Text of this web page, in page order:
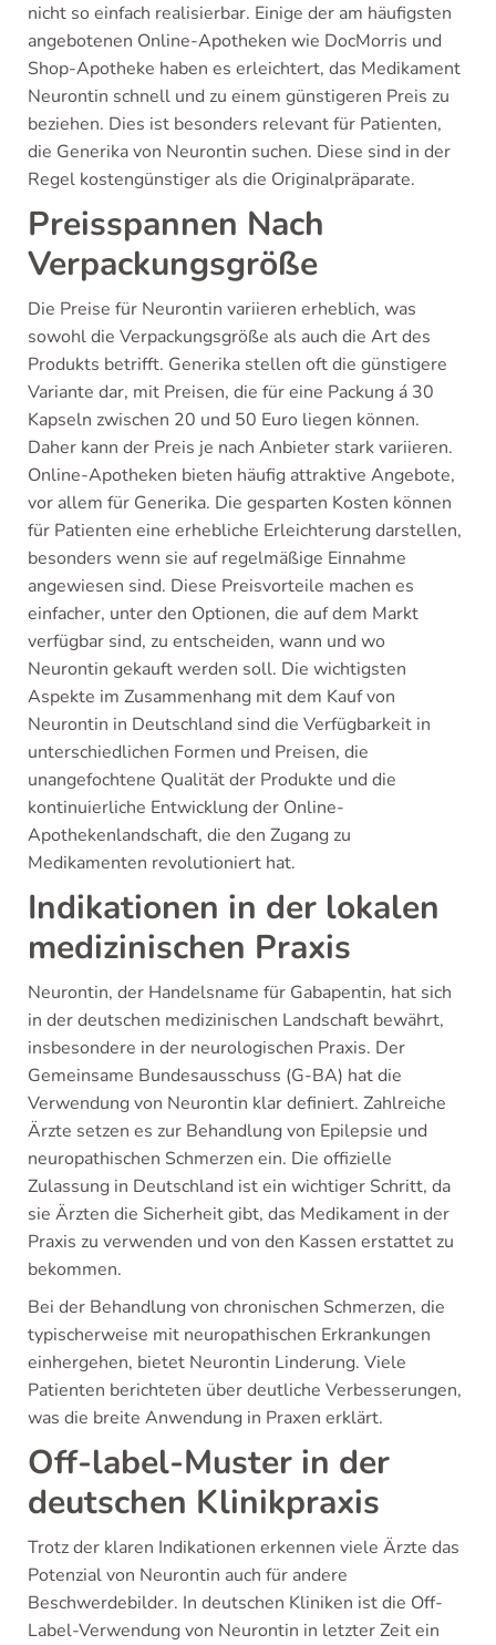
nicht so einfach realisierbar. Einige der am häufigsten
angebotenen Online-Apotheken wie DocMorris und
Shop-Apotheke haben es erleichtert, das Medikament
Neurontin schnell und zu einem günstigeren Preis zu
beziehen. Dies ist besonders relevant für Patienten,
die Generika von Neurontin suchen. Diese sind in der
Regel kostengünstiger als die Originalpräparate.
Preisspannen Nach
Verpackungsgröße
Die Preise für Neurontin variieren erheblich, was
sowohl die Verpackungsgröße als auch die Art des
Produkts betrifft. Generika stellen oft die günstigere
Variante dar, mit Preisen, die für eine Packung á 30
Kapseln zwischen 20 und 50 Euro liegen können.
Daher kann der Preis je nach Anbieter stark variieren.
Online-Apotheken bieten häufig attraktive Angebote,
vor allem für Generika. Die gesparten Kosten können
für Patienten eine erhebliche Erleichterung darstellen,
besonders wenn sie auf regelmäßige Einnahme
angewiesen sind. Diese Preisvorteile machen es
einfacher, unter den Optionen, die auf dem Markt
verfügbar sind, zu entscheiden, wann und wo
Neurontin gekauft werden soll. Die wichtigsten
Aspekte im Zusammenhang mit dem Kauf von
Neurontin in Deutschland sind die Verfügbarkeit in
unterschiedlichen Formen und Preisen, die
unangefochtene Qualität der Produkte und die
kontinuierliche Entwicklung der Online-
Apothekenlandschaft, die den Zugang zu
Medikamenten revolutioniert hat.
Indikationen in der lokalen
medizinischen Praxis
Neurontin, der Handelsname für Gabapentin, hat sich
in der deutschen medizinischen Landschaft bewährt,
insbesondere in der neurologischen Praxis. Der
Gemeinsame Bundesausschuss (G-BA) hat die
Verwendung von Neurontin klar definiert. Zahlreiche
Ärzte setzen es zur Behandlung von Epilepsie und
neuropathischen Schmerzen ein. Die offizielle
Zulassung in Deutschland ist ein wichtiger Schritt, da
sie Ärzten die Sicherheit gibt, das Medikament in der
Praxis zu verwenden und von den Kassen erstattet zu
bekommen.
Bei der Behandlung von chronischen Schmerzen, die
typischerweise mit neuropathischen Erkrankungen
einhergehen, bietet Neurontin Linderung. Viele
Patienten berichteten über deutliche Verbesserungen,
was die breite Anwendung in Praxen erklärt.
Off-label-Muster in der
deutschen Klinikpraxis
Trotz der klaren Indikationen erkennen viele Ärzte das
Potenzial von Neurontin auch für andere
Beschwerdebilder. In deutschen Kliniken ist die Off-
Label-Verwendung von Neurontin in letzter Zeit ein